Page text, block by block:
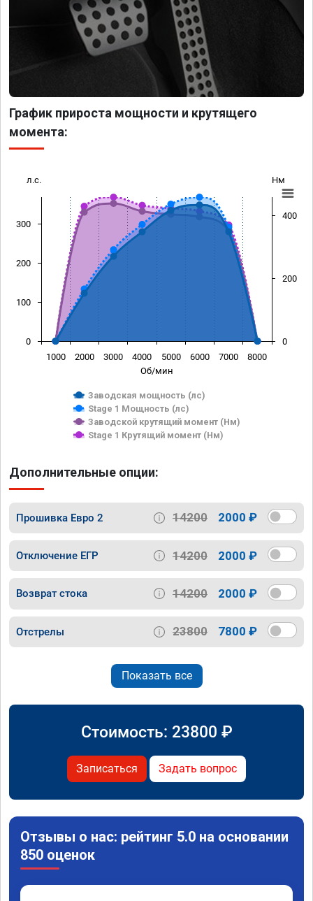
График прироста мощности и крутящего
момента:
Об/мин
л.с. Нм
Заводская мощность (лс)
Stage 1 Мощность (лс)
Заводской крутящий момент (Нм)
Stage 1 Крутящий момент (Нм)
1000 2000 3000 4000 5000 6000 7000 8000
0
100
200
300
0
200
400
Дополнительные опции:
Прошивка Евро 2 14200 2000 ₽
Отключение ЕГР 14200 2000 ₽
Возврат стока 14200 2000 ₽
Отстрелы 23800 7800 ₽
Показать все
Стоимость: 23800 ₽
Записаться Задать вопрос
Отзывы о нас: рейтинг 5.0 на основании
850 оценок